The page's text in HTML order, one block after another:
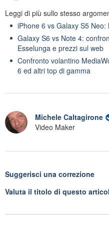
Leggi di più sullo stesso
iPhone 6 vs Galaxy S5
Galaxy S6 vs Note 4:
Esselunga e prezzi sul web
Confronto volantino
6 ed altri top di gamma
Michele Caltagirone
Video Maker
Suggerisci una correzione
Valuta il titolo di questo